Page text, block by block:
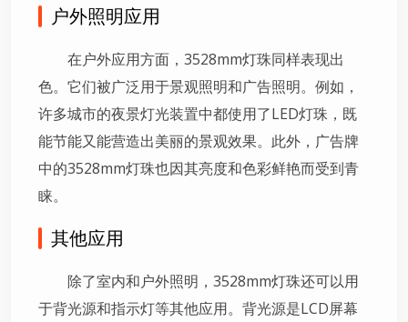
户外照明应用
在户外应用方面，3528mm灯珠同样表现出
色。它们被广泛用于景观照明和广告照明。例如，
许多城市的夜景灯光装置中都使用了LED灯珠，既
能节能又能营造出美丽的景观效果。此外，广告牌
中的3528mm灯珠也因其亮度和色彩鲜艳而受到青
睐。
其他应用
除了室内和户外照明，3528mm灯珠还可以用
于背光源和指示灯等其他应用。背光源是LCD屏幕